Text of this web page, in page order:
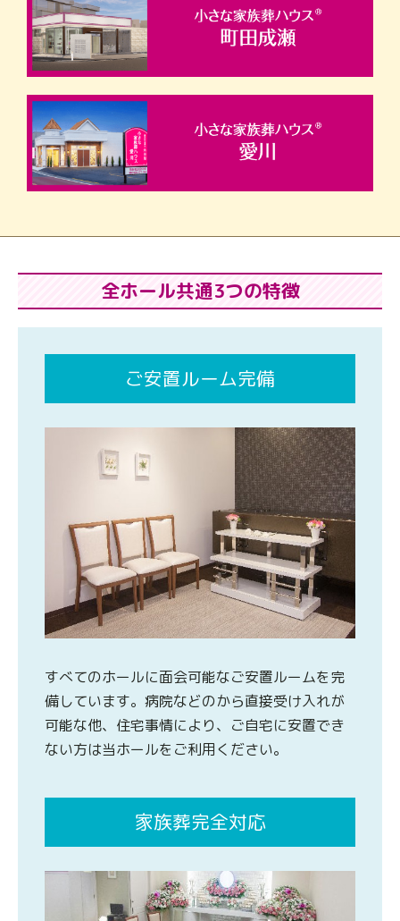
全ホール共通3つの特徴
ご安置ルーム完備
すべてのホールに面会可能なご安置ルームを完
備しています。病院などのから直接受け入れが
可能な他、住宅事情により、ご自宅に安置でき
ない方は当ホールをご利用ください。
家族葬完全対応